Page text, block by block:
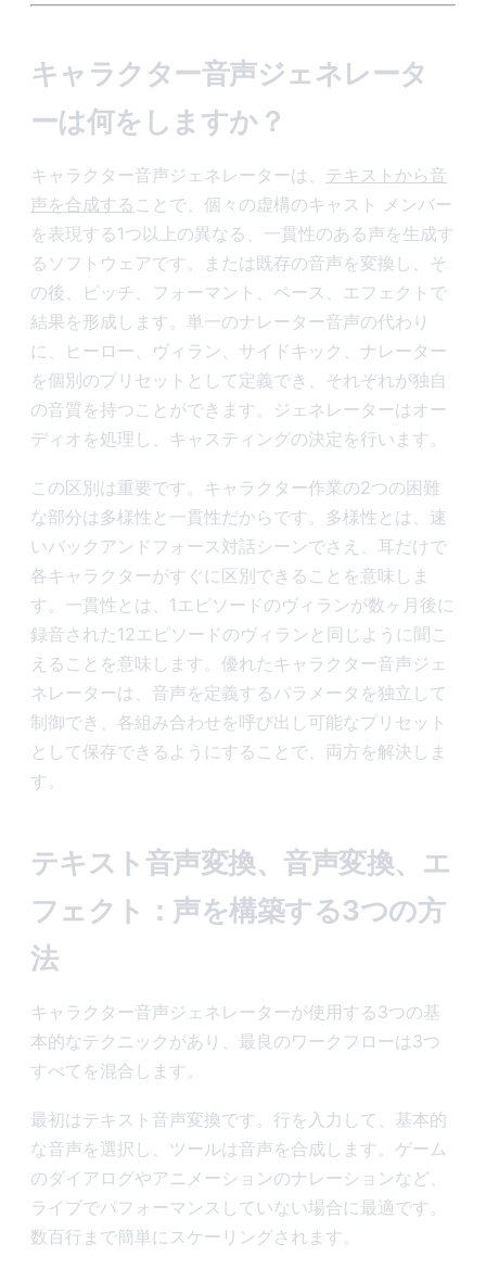
キャラクター音声ジェネレータ
ーは何をしますか？
キャラクター音声ジェネレーターは、 テキストから音
声を合成する ことで、個々の虚構のキャスト メンバー
を表現する1つ以上の異なる、一貫性のある声を生成す
るソフトウェアです。または既存の音声を変換し、そ
の後、ピッチ、フォーマント、ペース、エフェクトで
結果を形成します。単一のナレーター音声の代わり
に、ヒーロー、ヴィラン、サイドキック、ナレーター
を個別のプリセットとして定義でき、それぞれが独自
の音質を持つことができます。ジェネレーターはオー
ディオを処理し、キャスティングの決定を行います。
この区別は重要です。キャラクター作業の2つの困難
な部分は多様性と一貫性だからです。多様性とは、速
いバックアンドフォース対話シーンでさえ、耳だけで
各キャラクターがすぐに区別できることを意味しま
す。一貫性とは、1エピソードのヴィランが数ヶ月後に
録音された12エピソードのヴィランと同じように聞こ
えることを意味します。優れたキャラクター音声ジェ
ネレーターは、音声を定義するパラメータを独立して
制御でき、各組み合わせを呼び出し可能なプリセット
として保存できるようにすることで、両方を解決しま
す。
テキスト音声変換、音声変換、エ
フェクト：声を構築する3つの方
法
キャラクター音声ジェネレーターが使用する3つの基
本的なテクニックがあり、最良のワークフローは3つ
すべてを混合します。
最初はテキスト音声変換です。行を入力して、基本的
な音声を選択し、ツールは音声を合成します。ゲーム
のダイアログやアニメーションのナレーションなど、
ライブでパフォーマンスしていない場合に最適です。
数百行まで簡単にスケーリングされます。